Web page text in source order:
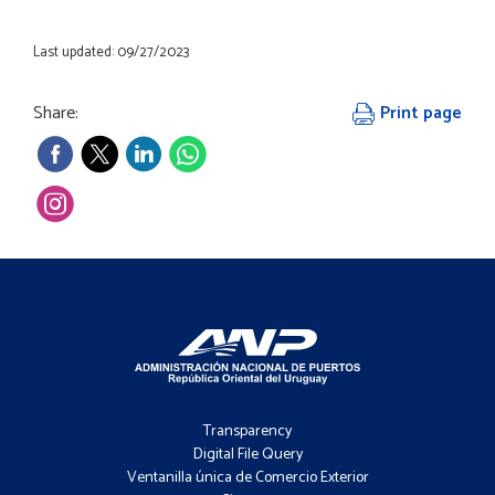
Last updated: 09/27/2023
Share: Print page
-
Menú
Transparency
Digital File Query
Ventanilla única de Comercio Exterior